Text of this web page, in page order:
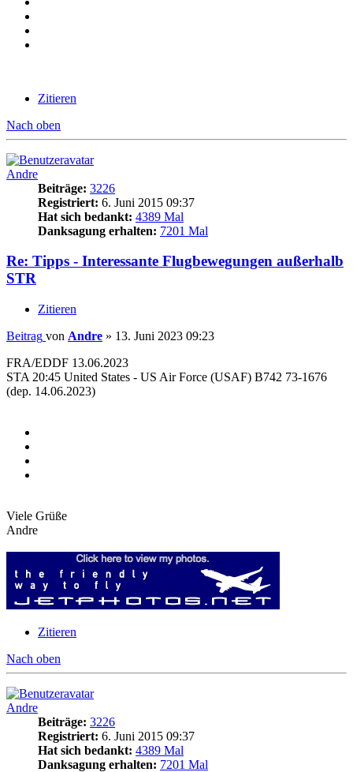
Zitieren
Nach oben
Andre
Beiträge: 3226
Registriert: 6. Juni 2015 09:37
Hat sich bedankt: 4389 Mal
Danksagung erhalten: 7201 Mal
Re: Tipps - Interessante Flugbewegungen außerhalb
STR
Zitieren
Beitrag von Andre » 13. Juni 2023 09:23
FRA/EDDF 13.06.2023
STA 20:45 United States - US Air Force (USAF) B742 73-1676
(dep. 14.06.2023)
Viele Grüße
Andre
Zitieren
Nach oben
Andre
Beiträge: 3226
Registriert: 6. Juni 2015 09:37
Hat sich bedankt: 4389 Mal
Danksagung erhalten: 7201 Mal